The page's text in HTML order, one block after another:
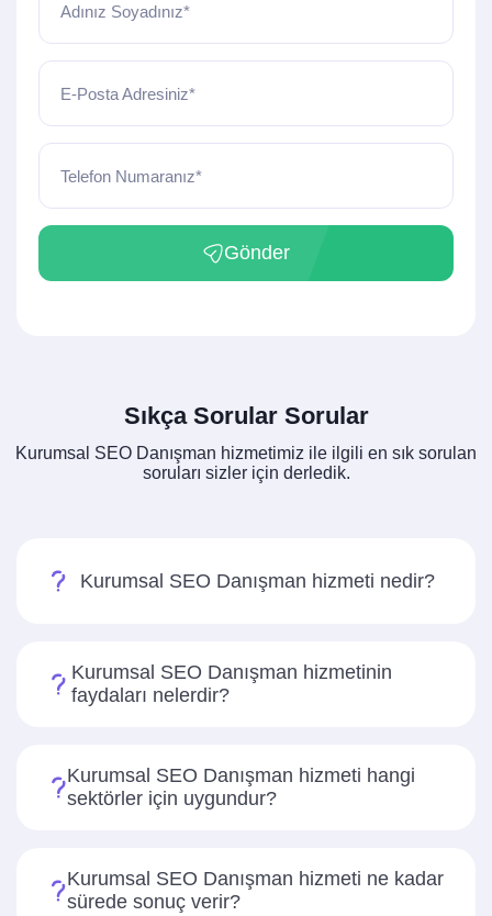
Adınız Soyadınız*
E-Posta Adresiniz*
Telefon Numaranız*
Gönder
Sıkça Sorular Sorular
Kurumsal SEO Danışman hizmetimiz ile ilgili en sık sorulan
soruları sizler için derledik.
Kurumsal SEO Danışman hizmeti nedir?
Kurumsal SEO Danışman hizmetinin
faydaları nelerdir?
Kurumsal SEO Danışman hizmeti hangi
sektörler için uygundur?
Kurumsal SEO Danışman hizmeti ne kadar
sürede sonuç verir?